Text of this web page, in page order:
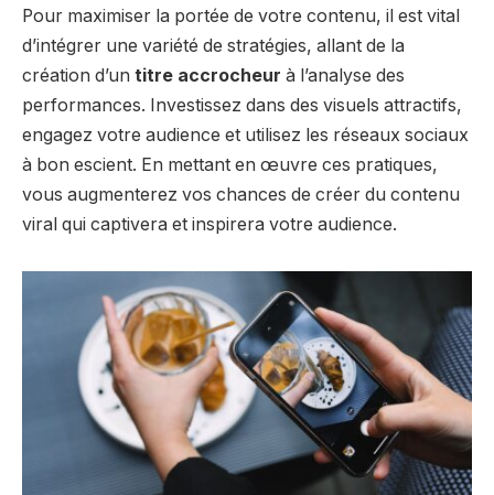
Pour maximiser la portée de votre contenu, il est vital
d’intégrer une variété de stratégies, allant de la
création d’un titre accrocheur à l’analyse des
performances. Investissez dans des visuels attractifs,
engagez votre audience et utilisez les réseaux sociaux
à bon escient. En mettant en œuvre ces pratiques,
vous augmenterez vos chances de créer du contenu
viral qui captivera et inspirera votre audience.